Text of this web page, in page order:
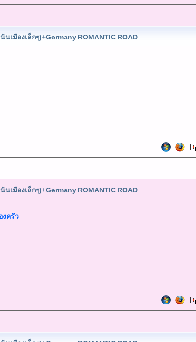
เมืองเล็กๆ)+Germany ROMANTIC ROAD
เมืองเล็กๆ)+Germany ROMANTIC ROAD
งครัว